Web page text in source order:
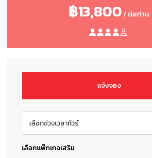
฿13,800/ ต่อท่าน
แจ้งจอง
เลือกแพ็กเกจเสริม